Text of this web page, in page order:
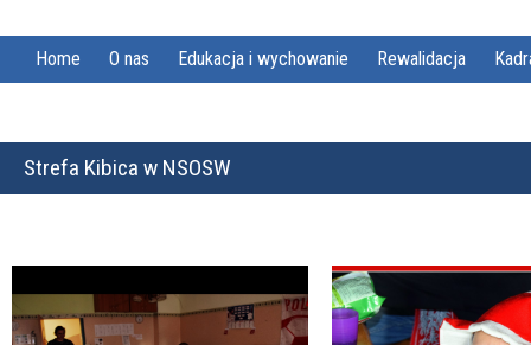
Home O nas Edukacja i wychowanie Rewalidacja
Strefa Kibica w NSOSW